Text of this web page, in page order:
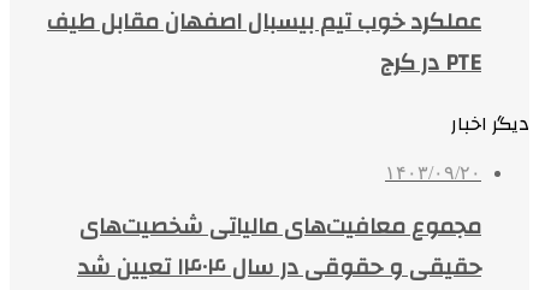
عملکرد خوب تیم بیسبال اصفهان مقابل طیف
PTE در کرج
دیگر اخبار
۱۴۰۳/۰۹/۲۰
مجموع معافیت‌های مالیاتی شخصیت‌های
حقیقی و حقوقی در سال ۱۴۰۴ تعیین شد